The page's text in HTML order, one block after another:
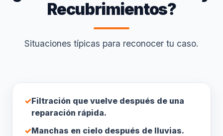
Recubrimientos?
Situaciones típicas para reconocer tu caso.
✓Filtración que vuelve después de una
reparación rápida.
✓Manchas en cielo después de lluvias.